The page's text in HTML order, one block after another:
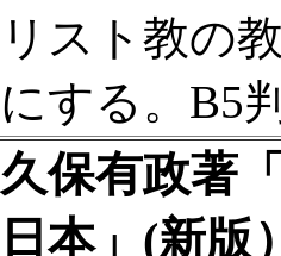
リスト教の
にする。B5
久保有政著
日本」(新